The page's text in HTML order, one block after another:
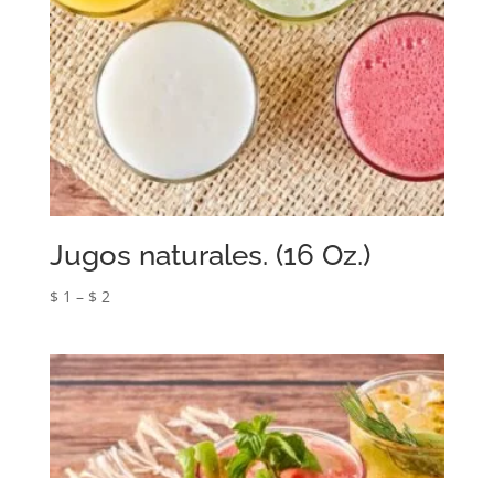
Jugos naturales. (16 Oz.)
$ 1 – $ 2